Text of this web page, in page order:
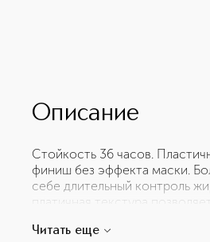
Описание
Стойкость 36 часов.
финиш без эффекта маски.
себе длительный контроль
платичная текстура
соответствовать вашему
Читать еще